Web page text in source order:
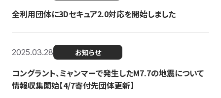
全利用団体に3Dセキュア2.0対応を開始しました
2025.03.28 お知らせ
コングラント、ミャンマーで発生したM7.7の地震について
情報収集開始【4/7寄付先団体更新】